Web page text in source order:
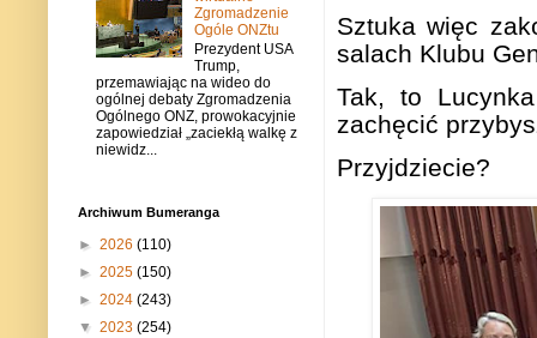
Sztuka więc
salach Klubu
Tak, to
zachęcić
Przyjdziecie?
Zgromadzenie
Ogóle ONZtu
Prezydent USA
Trump,
przemawiając na wideo do
ogólnej debaty Zgromadzenia
Ogólnego ONZ, prowokacyjnie
zapowiedział „zaciekłą walkę z
niewidz...
Archiwum Bumeranga
► 2026 (110)
► 2025 (150)
► 2024 (243)
▼ 2023 (254)